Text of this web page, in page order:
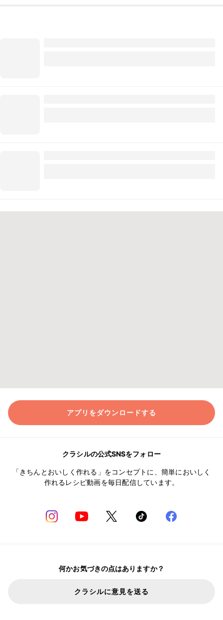
アプリをダウンロードする
クラシルの公式SNSをフォロー
「きちんとおいしく作れる」をコンセプトに、簡単においしく
作れるレシピ動画を毎日配信しています。
何かお気づきの点はありますか？
クラシルに意見を送る